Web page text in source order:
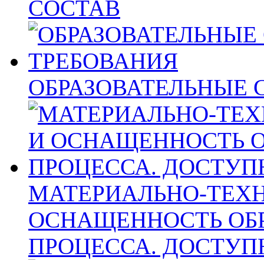
СОСТАВ
ОБРАЗОВАТЕЛЬНЫЕ
МАТЕРИАЛЬНО-
ОСНАЩЕННОСТЬ
ПРОЦЕССА.